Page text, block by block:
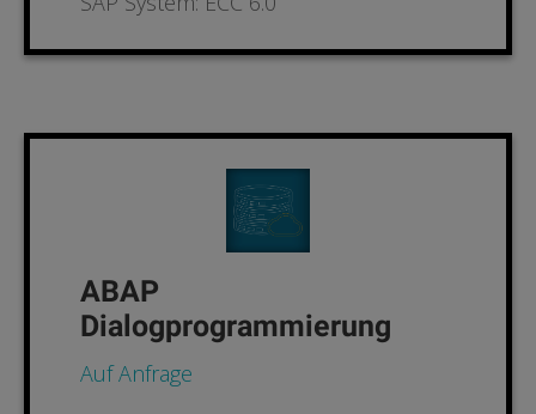
ABAP
Dialogprogrammierung
Auf Anfrage